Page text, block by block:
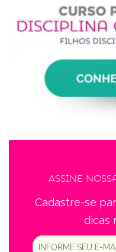
Assine
Cadastre-se
dicas